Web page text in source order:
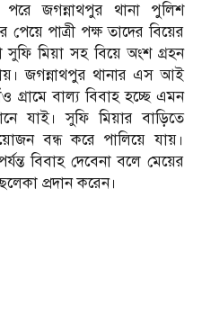
জগন্নাথপুর থানা পুলিশ
পাত্রী পক্ষ তাদের বিয়ের
মিয়া সহ বিয়ে অংশ গ্রহন
জগন্নাথপুর থানার এস আই
গ্রামে বাল্য বিবাহ হচ্ছে এমন
যাই। সুফি মিয়ার বাড়িতে
বন্ধ করে পালিয়ে যায়।
বিবাহ দেবেনা বলে মেয়ের
প্রদান করেন।